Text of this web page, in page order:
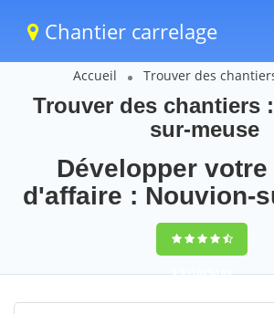
Chantier carrelage
Accueil Trouver des
Trouver des chantiers
sur-meuse
Développer
d'affaire : Nouvion-
9,5(100%)69
votes